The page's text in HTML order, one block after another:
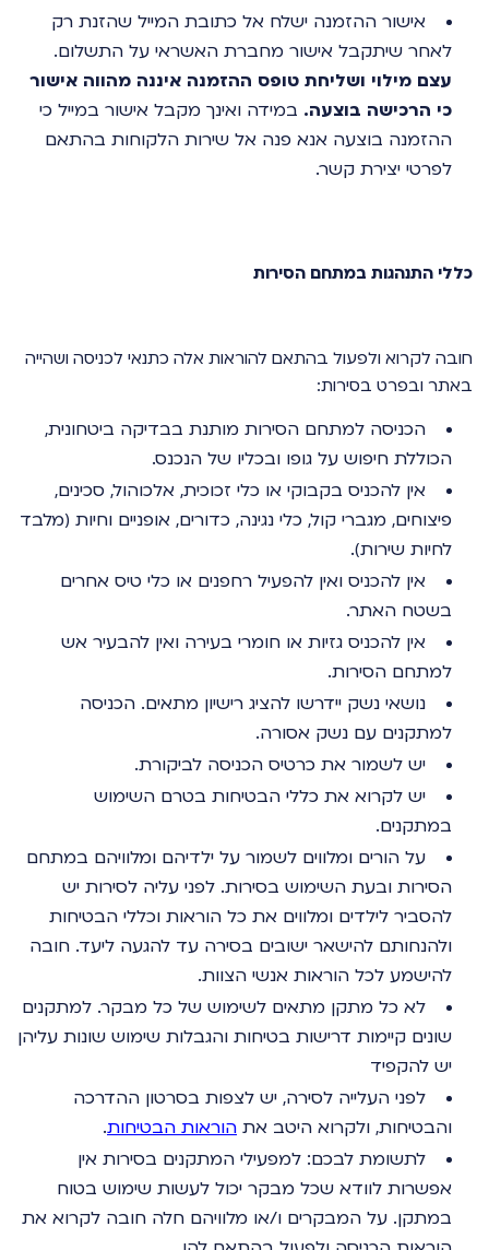
אישור ההזמנה ישלח אל כתובת המייל שהזנת רק
לאחר שיתקבל אישור מחברת האשראי על התשלום.
עצם מילוי ושליחת טופס ההזמנה איננה מהווה אישור
כי הרכישה בוצעה. במידה ואינך מקבל אישור במייל כי
ההזמנה בוצעה אנא פנה אל שירות הלקוחות בהתאם
לפרטי יצירת קשר.
כללי התנהגות במתחם הסירות
חובה לקרוא ולפעול בהתאם להוראות אלה כתנאי לכניסה ושהייה
באתר ובפרט בסירות:
הכניסה למתחם הסירות מותנת בבדיקה ביטחונית,
הכוללת חיפוש על גופו ובכליו של הנכנס.
אין להכניס בקבוקי או כלי זכוכית, אלכוהול, סכינים,
פיצוחים, מגברי קול, כלי נגינה, כדורים, אופניים וחיות (מלבד
לחיות שירות).
אין להכניס ואין להפעיל רחפנים או כלי טיס אחרים
בשטח האתר.
אין להכניס גזיות או חומרי בעירה ואין להבעיר אש
למתחם הסירות.
נושאי נשק יידרשו להציג רישיון מתאים. הכניסה
למתקנים עם נשק אסורה.
יש לשמור את כרטיס הכניסה לביקורת.
יש לקרוא את כללי הבטיחות בטרם השימוש
במתקנים.
על הורים ומלווים לשמור על ילדיהם ומלוויהם במתחם
הסירות ובעת השימוש בסירות. לפני עליה לסירות יש
להסביר לילדים ומלווים את כל הוראות וכללי הבטיחות
ולהנחותם להישאר ישובים בסירה עד להגעה ליעד. חובה
להישמע לכל הוראות אנשי הצוות.
לא כל מתקן מתאים לשימוש של כל מבקר. למתקנים
שונים קיימות דרישות בטיחות והגבלות שימוש שונות עליהן
יש להקפיד
לפני העלייה לסירה, יש לצפות בסרטון ההדרכה
והבטיחות, ולקרוא היטב את הוראות הבטיחות.
לתשומת לבכם: למפעילי המתקנים בסירות אין
אפשרות לוודא שכל מבקר יכול לעשות שימוש בטוח
במתקן. על המבקרים ו/או מלוויהם חלה חובה לקרוא את